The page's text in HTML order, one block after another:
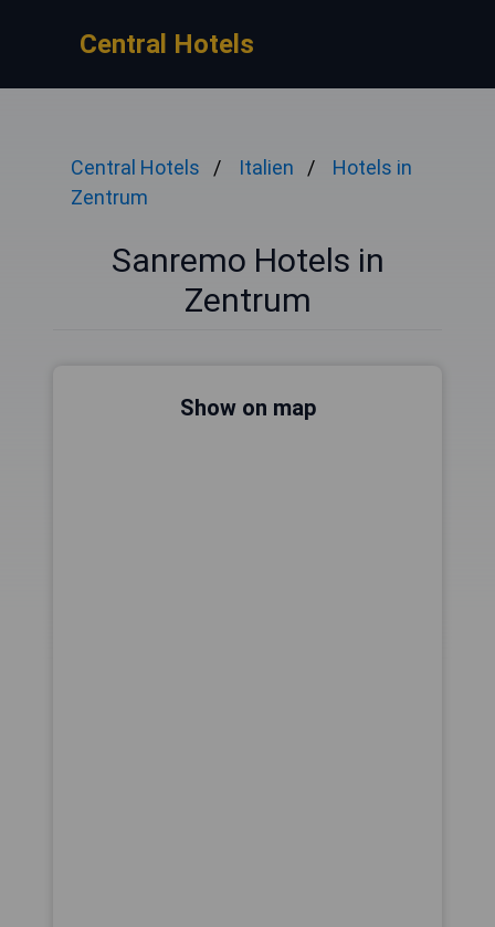
Central Hotels
Central Hotels Italien
Hotels in
Zentrum
Sanremo Hotels in
Zentrum
Show on map